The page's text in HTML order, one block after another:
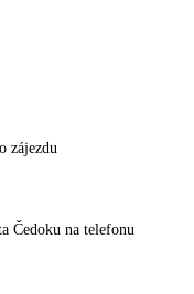
zájezdu
Čedoku na telefonu